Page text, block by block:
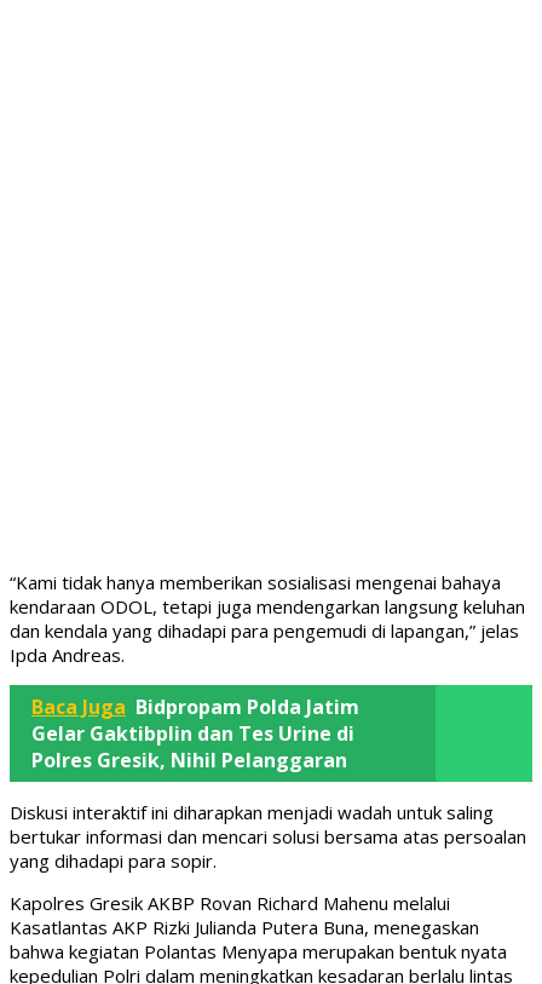
“Kami tidak hanya memberikan sosialisasi mengenai bahaya
kendaraan ODOL, tetapi juga mendengarkan langsung keluhan
dan kendala yang dihadapi para pengemudi di lapangan,” jelas
Ipda Andreas.
Baca Juga Bidpropam Polda Jatim
Gelar Gaktibplin dan Tes Urine di
Polres Gresik, Nihil Pelanggaran
Diskusi interaktif ini diharapkan menjadi wadah untuk saling
bertukar informasi dan mencari solusi bersama atas persoalan
yang dihadapi para sopir.
Kapolres Gresik AKBP Rovan Richard Mahenu melalui
Kasatlantas AKP Rizki Julianda Putera Buna, menegaskan
bahwa kegiatan Polantas Menyapa merupakan bentuk nyata
kepedulian Polri dalam meningkatkan kesadaran berlalu lintas